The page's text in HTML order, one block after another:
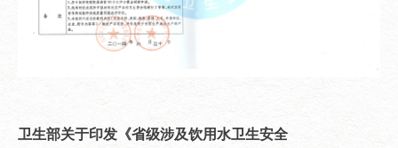
卫生部关于印发《省级涉及饮用水卫生安全